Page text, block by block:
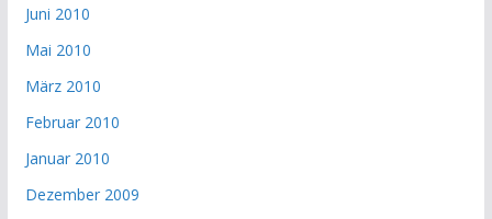
Juni 2010
Mai 2010
März 2010
Februar 2010
Januar 2010
Dezember 2009